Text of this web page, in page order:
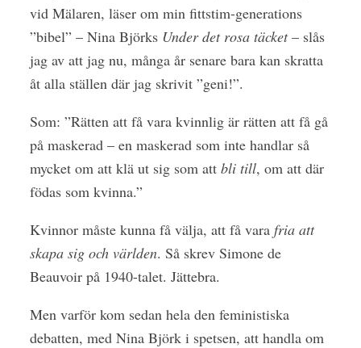
vid Mälaren, läser om min fittstim-generations
”bibel” – Nina Björks Under det rosa täcket– slås
jag av att jag nu, många år senare bara kan skratta
åt alla ställen där jag skrivit ”geni!”.
Som: ”Rätten att få vara kvinnlig är rätten att få gå
på maskerad – en maskerad som inte handlar så
mycket om att klä ut sig som att bli till, om att där
födas som kvinna.”
Kvinnor måste kunna få välja, att få vara fria att
skapa sig och världen. Så skrev Simone de
Beauvoir på 1940-talet. Jättebra.
Men varför kom sedan hela den feministiska
debatten, med Nina Björk i spetsen, att handla om